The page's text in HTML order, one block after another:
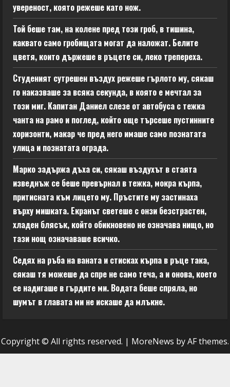
увереност, която режеше като нож.
Той беше там, на колене пред този гроб, в тишина,
каквато само гробищата могат да наложат. Белите
цветя, които държеше в ръцете си, леко трепереха.
Студеният сутрешен въздух режеше гърлото му, сякаш
го наказваше за всяка секунда, в която е мечтал за
този миг. Капитан Даниел слезе от автобуса с тежка
чанта на рамо и поглед, който още търсеше пустинните
хоризонти, макар че пред него имаше само познатата
улица и познатата ограда.
Марко задържа дъха си, сякаш въздухът в стаята
изведнъж се беше превърнал в тежка, мокра кърпа,
притисната към лицето му. Пръстите му застинаха
върху мишката. Екранът светеше с онзи безстрастен,
хладен блясък, който обикновено не означава нищо, но
тази нощ означаваше всичко.
Седях на ръба на ваната и стисках кърпа в ръце така,
сякаш тя можеше да спре не само теча, а и онова, което
се надигаше в гърдите ми. Водата беше спряла, но
шумът в главата ми не искаше да млъкне.
Copyright © All rights reserved. | MoreNews by AF themes.